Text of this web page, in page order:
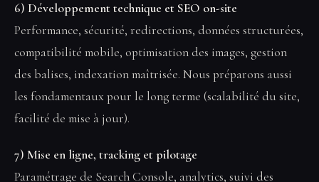
6) Développement technique et SEO on-site
Performance, sécurité, redirections, données structurées,
compatibilité mobile, optimisation des images, gestion
des balises, indexation maîtrisée. Nous préparons aussi
les fondamentaux pour le long terme (scalabilité du site,
facilité de mise à jour).
7) Mise en ligne, tracking et pilotage
Paramétrage de Search Console, analytics, suivi des